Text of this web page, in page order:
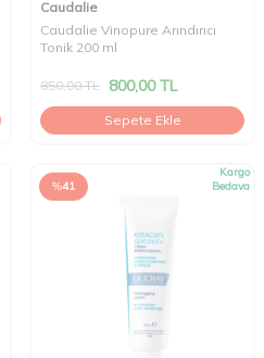
Caudalie
Caudalie Vinopure Arındırıcı
Tonik 200 ml
850,00TL 800,00TL
Sepete Ekle
%41
Kargo
Bedava